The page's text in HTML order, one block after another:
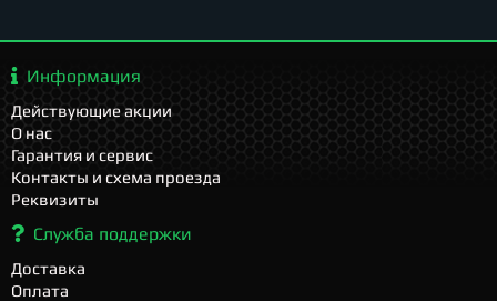
Информация
Действующие акции
О нас
Гарантия и сервис
Контакты и схема проезда
Реквизиты
Служба поддержки
Доставка
Оплата